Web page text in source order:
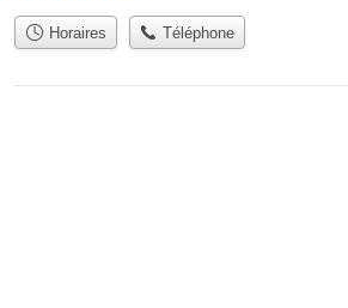
Horaires Téléphone